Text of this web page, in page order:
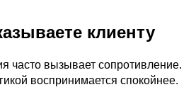
клиенту
часто вызывает сопротивление.
воспринимается спокойнее.